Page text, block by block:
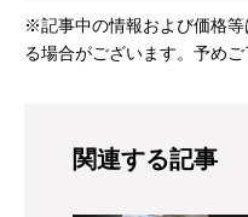
※記事中の情報および価格
る場合がございます。予めご
関連する記事